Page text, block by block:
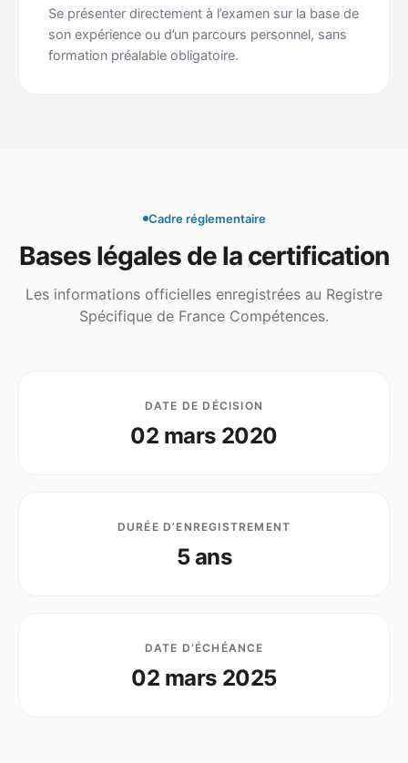
Se présenter directement à l’examen sur la base de
son expérience ou d’un parcours personnel, sans
formation préalable obligatoire.
Cadre réglementaire
Bases légales de la certification
Les informations officielles enregistrées au Registre
Spécifique de France Compétences.
DATE DE DÉCISION
02 mars 2020
DURÉE D’ENREGISTREMENT
5 ans
DATE D’ÉCHÉANCE
02 mars 2025